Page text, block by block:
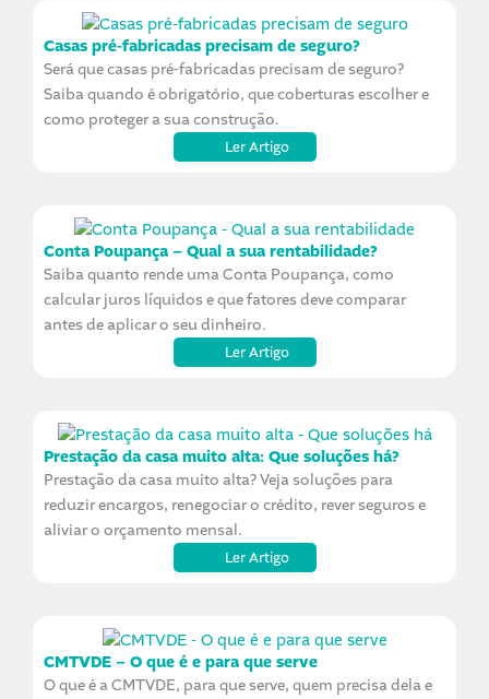
Casas pré-fabricadas precisam de seguro?
Será que casas pré-fabricadas precisam de seguro?
Saiba quando é obrigatório, que coberturas escolher e
como proteger a sua construção.
Ler Artigo
Conta Poupança – Qual a sua rentabilidade?
Saiba quanto rende uma Conta Poupança, como
calcular juros líquidos e que fatores deve comparar
antes de aplicar o seu dinheiro.
Ler Artigo
Prestação da casa muito alta: Que soluções há?
Prestação da casa muito alta? Veja soluções para
reduzir encargos, renegociar o crédito, rever seguros e
aliviar o orçamento mensal.
Ler Artigo
CMTVDE – O que é e para que serve
O que é a CMTVDE, para que serve, quem precisa dela e